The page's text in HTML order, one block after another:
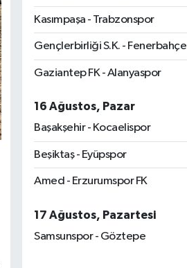
Kasımpaşa - Trabzonspor
Gençlerbirliği S.K. - Fenerbahçe
Gaziantep FK - Alanyaspor
16 Ağustos, Pazar
Başakşehir - Kocaelispor
Beşiktaş - Eyüpspor
Amed - Erzurumspor FK
17 Ağustos, Pazartesi
Samsunspor - Göztepe